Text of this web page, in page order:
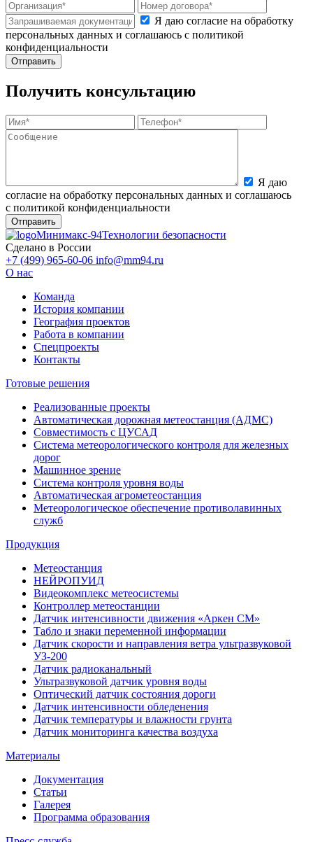
Я даю согласие на обработку
персональных данных и соглашаюсь с политикой
конфиденциальности
Получить консультацию
Я даю
согласие на обработку персональных данных и соглашаюсь
с политикой конфиденциальности
Минимакс-94Технологии безопасности
Сделано в России
+7 (499) 965-60-06 info@mm94.ru
О нас
Команда
История компании
География проектов
Работа в компании
Спецпроекты
Контакты
Готовые решения
Реализованные проекты
Автоматическая дорожная метеостанция (АДМС)
Совместимость с ЦУСАД
Система метеорологического контроля для железных
дорог
Машинное зрение
Система контроля уровня воды
Автоматическая агрометеостанция
Метеорологическое обеспечение противолавинных
служб
Продукция
Метеостанция
НЕЙРОПУИД
Видеокомплекс метеосистемы
Контроллер метеостанции
Датчик интенсивности движения «Аркен СМ»
Табло и знаки переменной информации
Датчик скорости и направления ветра ультразвуковой
УЗ-200
Датчик радиоканальный
Ультразвуковой датчик уровня воды
Оптический датчик состояния дороги
Датчик интенсивности обледенения
Датчик температуры и влажности грунта
Датчик мониторинга качества воздуха
Материалы
Документация
Статьи
Галерея
Программа образования